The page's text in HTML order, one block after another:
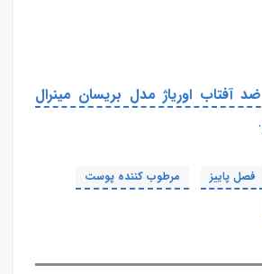
ضد آفتاب اوریاژ مدل بریسان مینرال
.
فصل پاییز
مرطوب کننده پوست